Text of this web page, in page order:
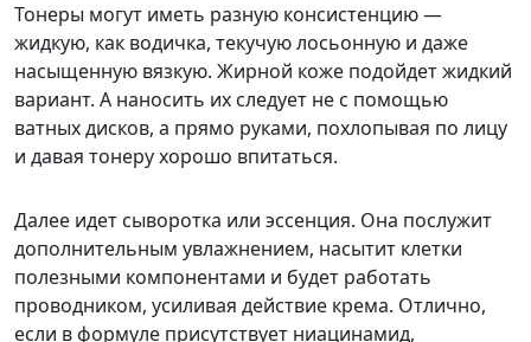
Тонеры могут иметь разную консистенцию —
жидкую, как водичка, текучую лосьонную и даже
насыщенную вязкую. Жирной коже подойдет жидкий
вариант. А наносить их следует не с помощью
ватных дисков, а прямо руками, похлопывая по лицу
и давая тонеру хорошо впитаться.
Далее идет сыворотка или эссенция. Она послужит
дополнительным увлажнением, насытит клетки
полезными компонентами и будет работать
проводником, усиливая действие крема. Отлично,
если в формуле присутствует ниацинамид,